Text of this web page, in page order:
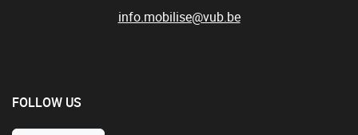
info.mobilise@vub.be
FOLLOW US